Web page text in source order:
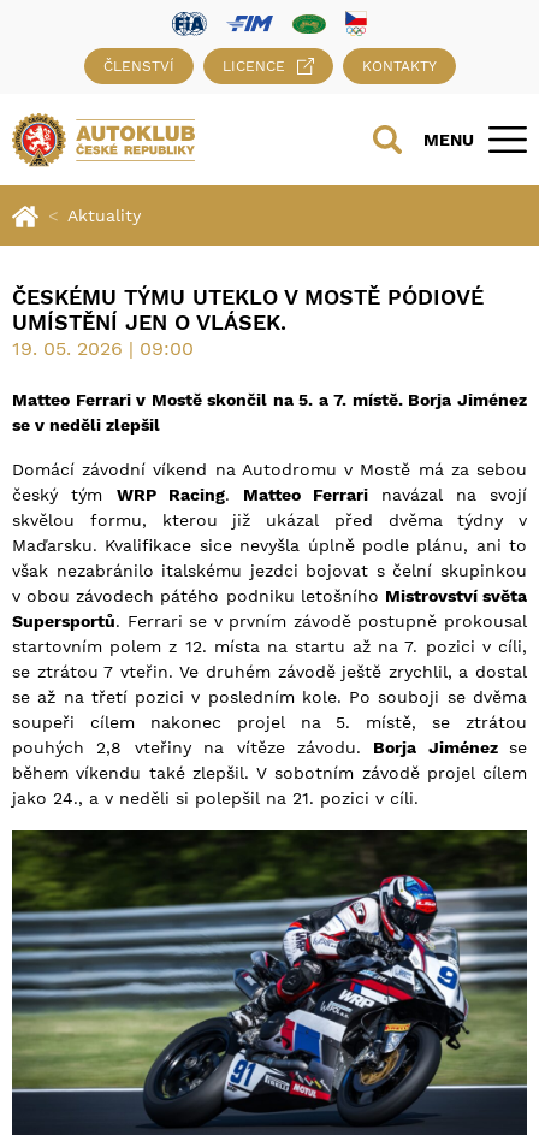
ČLENSTVÍ LICENCE KONTAKTY
MENU
Aktuality
ČESKÉMU TÝMU UTEKLO V MOSTĚ PÓDIOVÉ
UMÍSTĚNÍ JEN O VLÁSEK.
19. 05. 2026 | 09:00
Matteo Ferrari v Mostě skončil na 5. a 7. místě. Borja Jiménez
se v neděli zlepšil
Domácí závodní víkend na Autodromu v Mostě má za sebou
český tým WRP Racing. Matteo Ferrari navázal na svojí
skvělou formu, kterou již ukázal před dvěma týdny v
Maďarsku. Kvalifikace sice nevyšla úplně podle plánu, ani to
však nezabránilo italskému jezdci bojovat s čelní skupinkou
v obou závodech pátého podniku letošního Mistrovství světa
Supersportů. Ferrari se v prvním závodě postupně prokousal
startovním polem z 12. místa na startu až na 7. pozici v cíli,
se ztrátou 7 vteřin. Ve druhém závodě ještě zrychlil, a dostal
se až na třetí pozici v posledním kole. Po souboji se dvěma
soupeři cílem nakonec projel na 5. místě, se ztrátou
pouhých 2,8 vteřiny na vítěze závodu. Borja Jiménez se
během víkendu také zlepšil. V sobotním závodě projel cílem
jako 24., a v neděli si polepšil na 21. pozici v cíli.